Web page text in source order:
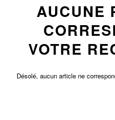
AUCUNE
VOTRE
Désolé, aucun article ne